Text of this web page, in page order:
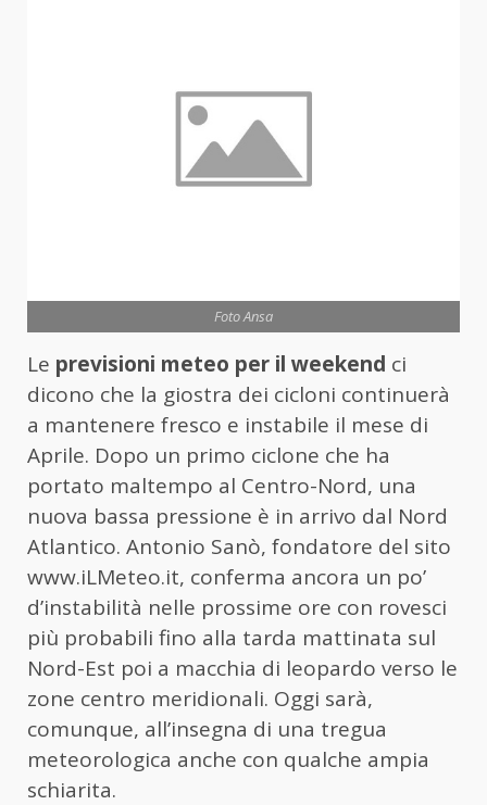
Foto Ansa
Le previsioni meteo per il weekend ci
dicono che la giostra dei cicloni continuerà
a mantenere fresco e instabile il mese di
Aprile. Dopo un primo ciclone che ha
portato maltempo al Centro-Nord, una
nuova bassa pressione è in arrivo dal Nord
Atlantico. Antonio Sanò, fondatore del sito
www.iLMeteo.it, conferma ancora un po’
d’instabilità nelle prossime ore con rovesci
più probabili fino alla tarda mattinata sul
Nord-Est poi a macchia di leopardo verso le
zone centro meridionali. Oggi sarà,
comunque, all’insegna di una tregua
meteorologica anche con qualche ampia
schiarita.